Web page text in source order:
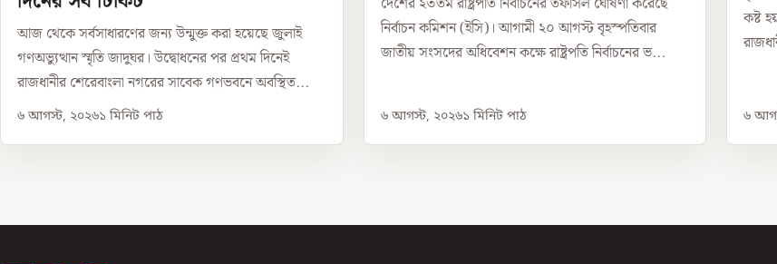
আজ থেকে সর্বসাধারণের জন্য উন্মুক্ত করা হয়েছে জুলাই
গণঅভ্যুত্থান স্মৃতি জাদুঘর। উদ্বোধনের পর প্রথম দিনেই
রাজধানীর শেরেবাংলা নগরের সাবেক গণভবনে অবস্থিত...
৬ আগস্ট, ২০২৬১ মিনিট পাঠ
নির্বাচন কমিশন (ইসি)। আগামী ২০ আগস্ট বৃহস্পতিবার
জাতীয় সংসদের অধিবেশন কক্ষে রাষ্ট্রপতি নির্বাচনের ভ...
৬ আগস্ট, ২০২৬১ মিনিট পাঠ
কষ্ট
৬